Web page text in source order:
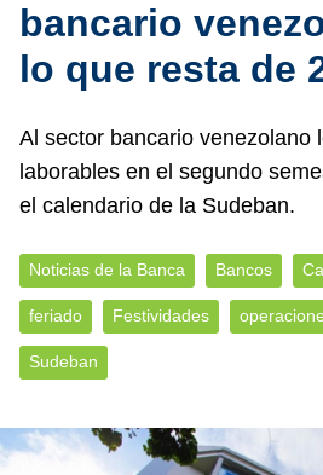
bancario
lo que resta de
Al sector bancario venezolano
laborables en el segundo
el calendario de la Sudeban.
Noticias de la Banca Bancos
feriado Festividades
Sudeban